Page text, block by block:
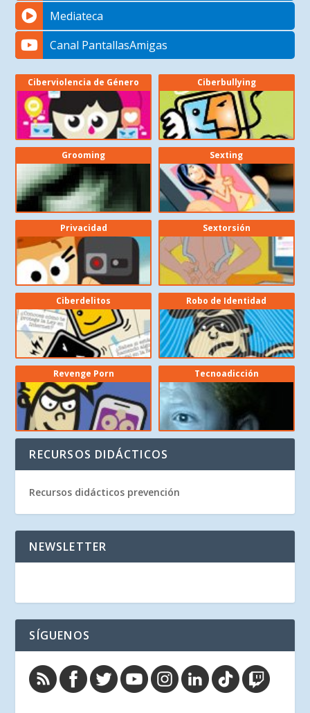
Mediateca
Canal PantallasAmigas
Ciberviolencia de Género Ciberbullying
Grooming Sexting
Privacidad Sextorsión
Ciberdelitos Robo de Identidad
Revenge Porn Tecnoadicción
RECURSOS DIDÁCTICOS
Recursos didácticos prevención
NEWSLETTER
SÍGUENOS